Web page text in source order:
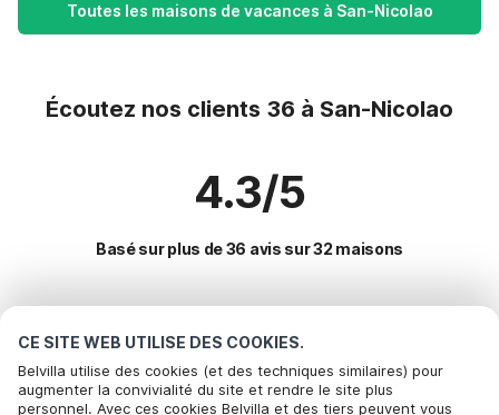
CE SITE WEB UTILISE DES COOKIES.
Belvilla utilise des cookies (et des techniques similaires) pour
augmenter la convivialité du site et rendre le site plus
personnel. Avec ces cookies Belvilla et des tiers peuvent vous
Toutes les maisons de vacances à San-Nicolao
Écoutez nos clients 36 à San-Nicolao
4.3/5
Basé sur plus de 36 avis sur 32 maisons
Destinations les plus populaires pour les
vacances